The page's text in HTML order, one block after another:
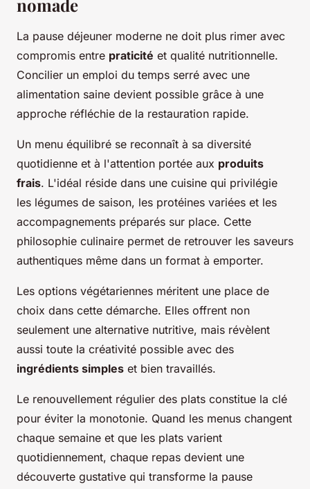
nomade
La pause déjeuner moderne ne doit plus rimer avec
compromis entre praticité et qualité nutritionnelle.
Concilier un emploi du temps serré avec une
alimentation saine devient possible grâce à une
approche réfléchie de la restauration rapide.
Un menu équilibré se reconnaît à sa diversité
quotidienne et à l'attention portée aux produits
frais. L'idéal réside dans une cuisine qui privilégie
les légumes de saison, les protéines variées et les
accompagnements préparés sur place. Cette
philosophie culinaire permet de retrouver les saveurs
authentiques même dans un format à emporter.
Les options végétariennes méritent une place de
choix dans cette démarche. Elles offrent non
seulement une alternative nutritive, mais révèlent
aussi toute la créativité possible avec des
ingrédients simples et bien travaillés.
Le renouvellement régulier des plats constitue la clé
pour éviter la monotonie. Quand les menus changent
chaque semaine et que les plats varient
quotidiennement, chaque repas devient une
découverte gustative qui transforme la pause